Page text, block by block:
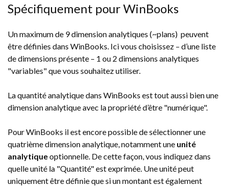
Spécifiquement pour WinBooks
Un maximum de 9 dimension analytiques (~plans) peuvent
être définies dans WinBooks. Ici vous choisissez – d’une liste
de dimensions présente – 1 ou 2 dimensions analytiques
"variables" que vous souhaitez utiliser.
La quantité analytique dans WinBooks est tout aussi bien une
dimension analytique avec la propriété d’être "numérique".
Pour WinBooks il est encore possible de sélectionner une
quatrième dimension analytique, notamment une unité
analytiqueoptionnelle. De cette façon, vous indiquez dans
quelle unité la "Quantité" est exprimée. Une unité peut
uniquement être définie que si un montant est également